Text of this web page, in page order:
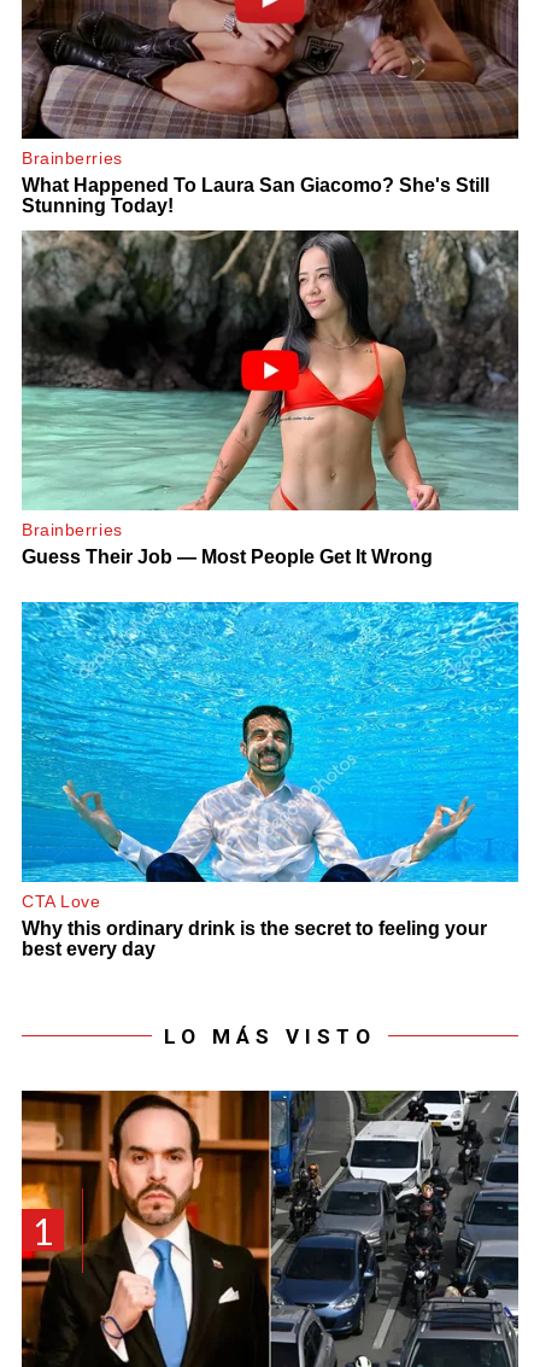
LO MÁS VISTO
1